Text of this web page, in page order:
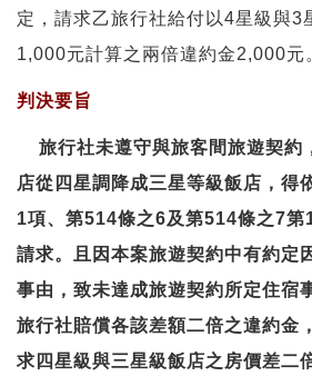
定，請求乙旅行社給付以4星級與3
1,000元計算之兩倍違約金2,000元
判決要旨
旅行社未遵守與旅客間旅遊契約
店從四星調降成三星等級飯店，得
1項、第514條之6及第514條之7第
請求。且因本案旅遊契約中有約定
事由，致未達成旅遊契約所定住宿
旅行社賠償各該差額二倍之違約金
求四星級與三星級飯店之房價差二